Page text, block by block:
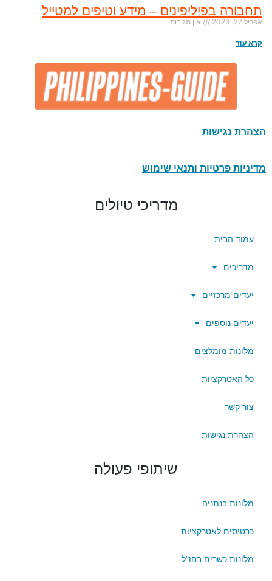
תחבורה בפיליפינים – מידע וטיפים למטייל
אפריל 27, 2023 אין תגובות
קרא עוד
הצהרת נגישות
מדיניות פרטיות ותנאי שימוש
מדריכי טיולים
עמוד הבית
מדריכים
יעדים מרכזיים
יעדים נוספים
מלונות מומלצים
כל האטרקציות
צור קשר
הצהרת נגישות
שיתופי פעולה
מלונות בנתניה
כרטיסים לאטרקציות
מלונות כשרים בחו"ל